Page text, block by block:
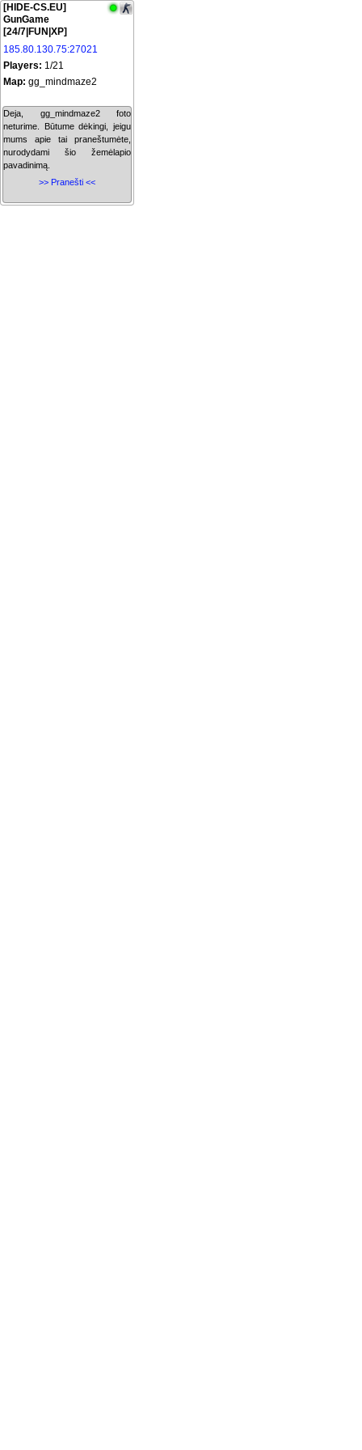
[HIDE-CS.EU]
GunGame
[24/7|FUN|XP]
185.80.130.75:27021
Players: 1/21
Map: gg_mindmaze2
Deja, gg_mindmaze2 foto
neturime. Būtume dėkingi, jeigu
mums apie tai praneštumėte,
nurodydami šio žemėlapio
pavadinimą.
>> Pranešti <<